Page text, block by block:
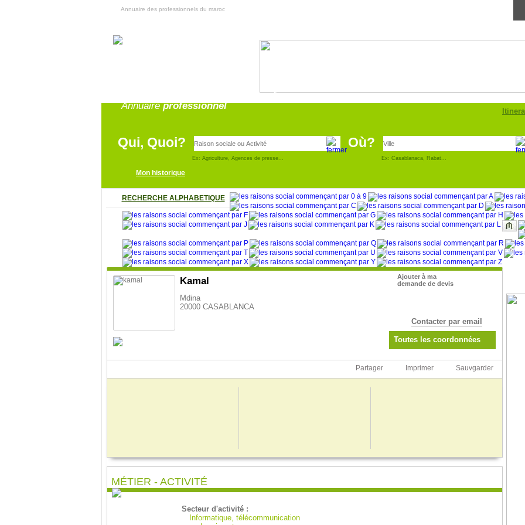
Annuaire des professionnels du maroc
Annuaireprofessionnel
Annoncepro
Qui, Quoi?
Ex: Agriculture, Agences de presse...
Où?
Ex: Casablanaca, Rabat...
Mon historique
RECHERCHE ALPHABETIQUE
Kamal
Mdina
20000 CASABLANCA
Ajouter à ma
demande de devis
Contacter par email
Toutes les coordonnées
Partager Imprimer Sauvgarder
MÉTIER - ACTIVITÉ
Secteur d'activité :
Informatique, télécommunication